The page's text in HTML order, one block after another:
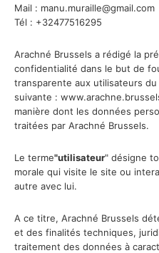
Mail : manu.muraille@gmail.com
Tél : +32477516295
Arachné Brussels a rédigé la
confidentialité dans le but de
transparente aux utilisateurs
suivante :
manière dont les données
traitées par Arachné Brussels.
Le terme"utilisateur" désigne
morale qui visite le site ou
autre avec lui.
A ce titre, Arachné Brussels
et des finalités techniques,
traitement des données à